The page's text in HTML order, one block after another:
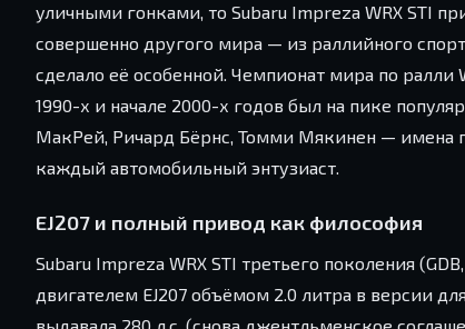
уличными гонками, то Subaru Impreza WRX STI
совершенно другого мира — из раллийного
сделало её особенной. Чемпионат мира по ралли
1990-х и начале 2000-х годов был на пике
МакРей, Ричард Бёрнс, Томми Мякинен — имена
каждый автомобильный энтузиаст.
EJ207 и полный привод как философия
Subaru Impreza WRX STI третьего поколения
двигателем EJ207 объёмом 2.0 литра в версии